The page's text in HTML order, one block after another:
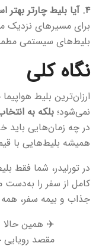
۴. آیا بلیط چارتر بهتر است؟
برای مسیرهای نزدیک
بلیط‌های سیستمی
نگاه کلی
ارزان‌ترین بلیط
نمی‌شود؛ بلکه به
در چه زمان‌هایی باید
همیشه بلیط‌هایی با
در تورلیدر، شما فقط
کامل از سفر را به‌دست
جذاب و بیمه سفر،
✈️ همین حالا
مقصد رویایی